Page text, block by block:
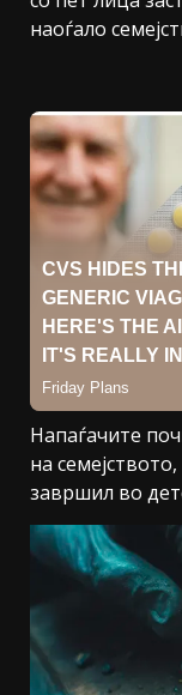
наоѓало
Напаѓачите
на
завршил во